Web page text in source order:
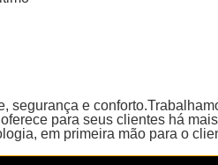
segurança e
para seus clientes há
em primeira mão para o